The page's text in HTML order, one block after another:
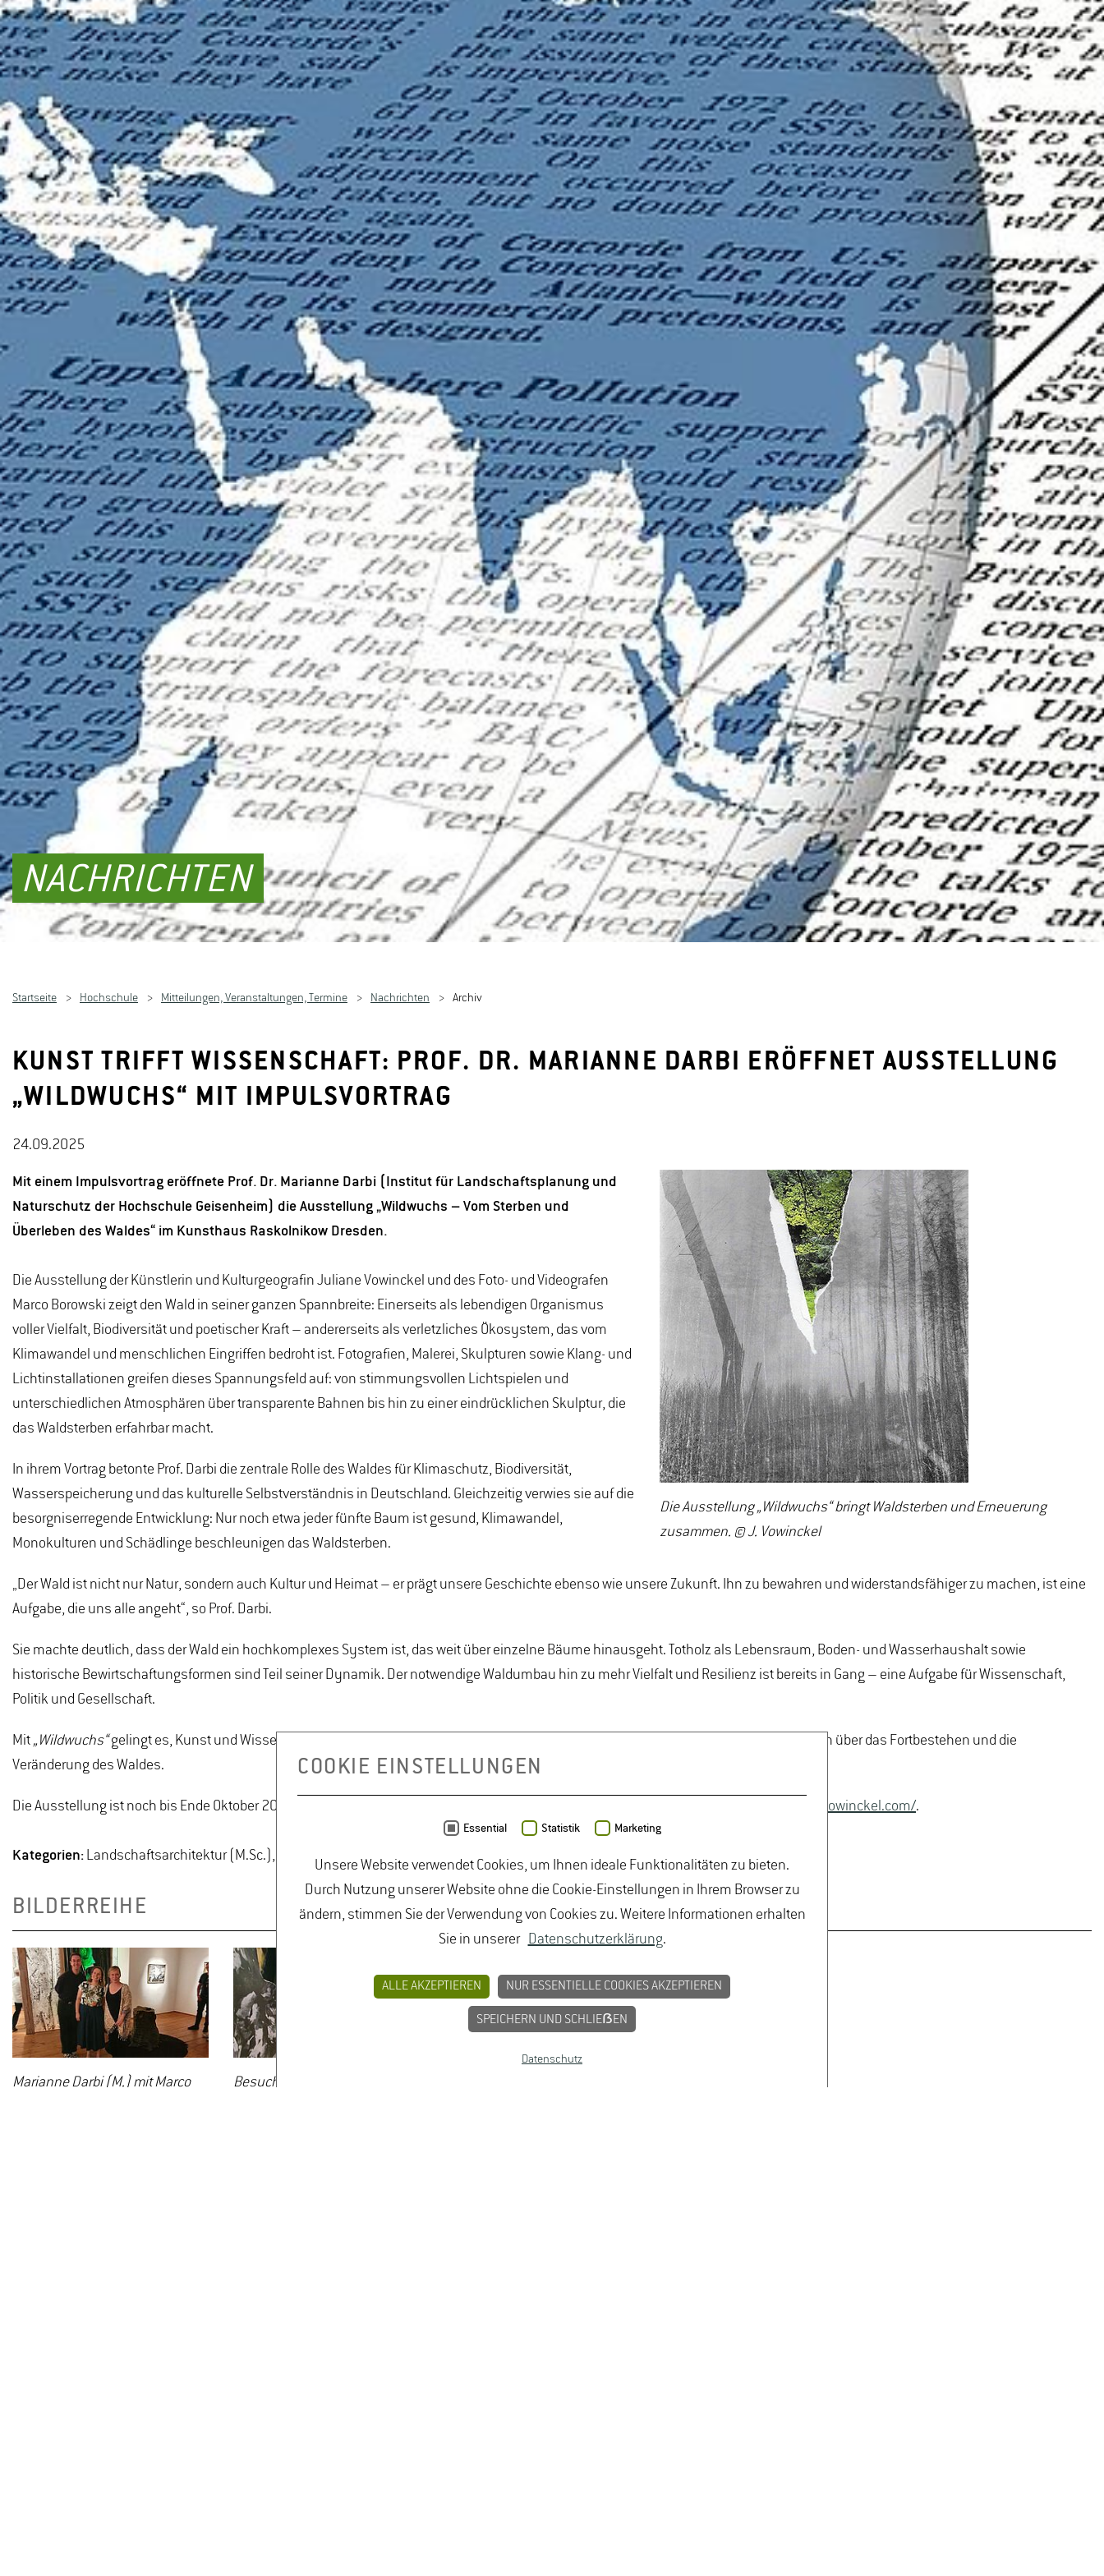
NACHRICHTEN
Startseite Hochschule Mitteilungen, Veranstaltungen, Termine Nachrichten Archiv
KUNST TRIFFT WISSENSCHAFT: PROF. DR. MARIANNE DARBI ERÖFFNET AUSSTELLUNG
„WILDWUCHS“ MIT IMPULSVORTRAG
24.09.2025
Die Ausstellung „Wildwuchs“ bringt Waldsterben und Erneuerung
zusammen. © J. Vowinckel
Mit einem Impulsvortrag eröffnete Prof. Dr. Marianne Darbi (Institut für Landschaftsplanung und
Naturschutz der Hochschule Geisenheim) die Ausstellung „Wildwuchs – Vom Sterben und
Überleben des Waldes“ im Kunsthaus Raskolnikow Dresden.
Die Ausstellung der Künstlerin und Kulturgeografin Juliane Vowinckel und des Foto- und Videografen
Marco Borowski zeigt den Wald in seiner ganzen Spannbreite: Einerseits als lebendigen Organismus
voller Vielfalt, Biodiversität und poetischer Kraft – andererseits als verletzliches Ökosystem, das vom
Klimawandel und menschlichen Eingriffen bedroht ist. Fotografien, Malerei, Skulpturen sowie Klang- und
Lichtinstallationen greifen dieses Spannungsfeld auf: von stimmungsvollen Lichtspielen und
unterschiedlichen Atmosphären über transparente Bahnen bis hin zu einer eindrücklichen Skulptur, die
das Waldsterben erfahrbar macht.
In ihrem Vortrag betonte Prof. Darbi die zentrale Rolle des Waldes für Klimaschutz, Biodiversität,
Wasserspeicherung und das kulturelle Selbstverständnis in Deutschland. Gleichzeitig verwies sie auf die
besorgniserregende Entwicklung: Nur noch etwa jeder fünfte Baum ist gesund, Klimawandel,
Monokulturen und Schädlinge beschleunigen das Waldsterben.
„Der Wald ist nicht nur Natur, sondern auch Kultur und Heimat – er prägt unsere Geschichte ebenso wie unsere Zukunft. Ihn zu bewahren und widerstandsfähiger zu machen, ist eine
Aufgabe, die uns alle angeht“, so Prof. Darbi.
Sie machte deutlich, dass der Wald ein hochkomplexes System ist, das weit über einzelne Bäume hinausgeht. Totholz als Lebensraum, Boden- und Wasserhaushalt sowie
historische Bewirtschaftungsformen sind Teil seiner Dynamik. Der notwendige Waldumbau hin zu mehr Vielfalt und Resilienz ist bereits in Gang – eine Aufgabe für Wissenschaft,
Politik und Gesellschaft.
Mit „Wildwuchs“gelingt es, Kunst und Wissenschaft auf besondere Weise zu verbinden: Die Ausstellung eröffnet einen Raum für Reflexion über das Fortbestehen und die
Veränderung des Waldes.
Die Ausstellung ist noch bis Ende Oktober 2025 im Kunsthaus Raskolnikow Dresden zu sehen. Mehr Informationen: https://www.julianevowinckel.com/.
Kategorien: Landschaftsarchitektur (M.Sc.), Landschaftsarchitektur (B.Eng.), Landschaftsplanung und Naturschutz
BILDERREIHE
Marianne Darbi (M.) mit Marco
Besucher:innen betrachten die
COOKIE EINSTELLUNGEN
Essential Statistik Marketing
Unsere Website verwendet Cookies, um Ihnen ideale Funktionalitäten zu bieten.
Durch Nutzung unserer Website ohne die Cookie-Einstellungen in Ihrem Browser zu
ändern, stimmen Sie der Verwendung von Cookies zu. Weitere Informationen erhalten
Sie in unserer Datenschutzerklärung.
ALLE AKZEPTIEREN NUR ESSENTIELLE COOKIES AKZEPTIEREN
SPEICHERN UND SCHLIEẞEN
Datenschutz